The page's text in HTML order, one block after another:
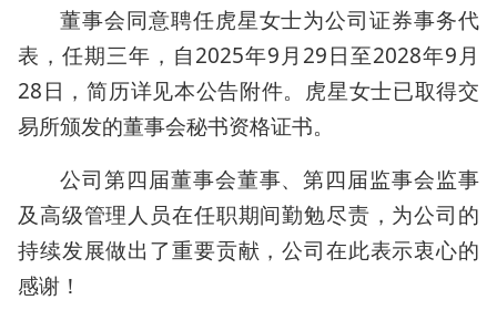
董事会同意聘任虎星女士为公司证券事务代
表，任期三年，自2025年9月29日至2028年9月
28日，简历详见本公告附件。虎星女士已取得交
易所颁发的董事会秘书资格证书。
公司第四届董事会董事、第四届监事会监事
及高级管理人员在任职期间勤勉尽责，为公司的
持续发展做出了重要贡献，公司在此表示衷心的
感谢！